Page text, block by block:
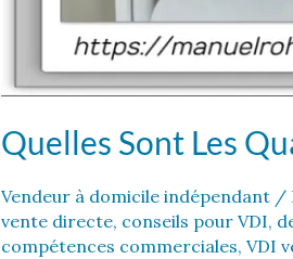
Quelles Sont Les
Vendeur à domicile indépendant/
vente directe, conseils pour VDI,
compétences commerciales, VDI